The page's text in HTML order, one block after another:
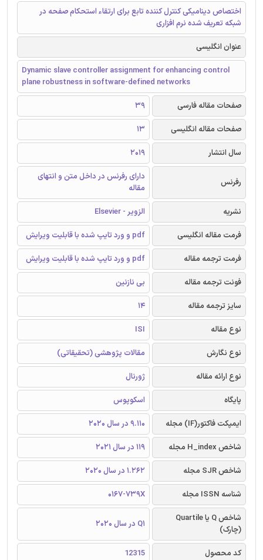
اختصاص دینامیکی کنترل کننده تابع برای ارتقاء استحکام صفحه در
شبکه تعریف شده نرم افزاری
عنوان انگلیسی
Dynamic slave controller assignment for enhancing control
plane robustness in software-defined networks
صفحات مقاله فارسی
39
صفحات مقاله انگلیسی
13
سال انتشار
2019
رفرنس
دارای رفرنس در داخل متن و انتهای
مقاله
نشریه
الزویر - Elsevier
فرمت مقاله انگلیسی
pdf و ورد تایپ شده با قابلیت ویرایش
فرمت ترجمه مقاله
pdf و ورد تایپ شده با قابلیت ویرایش
فونت ترجمه مقاله
بی نازنین
سایز ترجمه مقاله
14
نوع مقاله
ISI
نوع نگارش
مقالات پژوهشی (تحقیقاتی)
نوع ارائه مقاله
ژورنال
پایگاه
اسکوپوس
ایمپکت فاکتور(IF) مجله
9.110 در سال 2020
شاخص H_index مجله
119 در سال 2021
شاخص SJR مجله
1.262 در سال 2020
شناسه ISSN مجله
0167-739X
شاخص Q یا Quartile
(چارک)
Q1 در سال 2020
کد محصول
12315